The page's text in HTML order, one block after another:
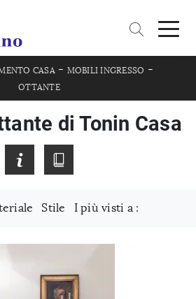
CASA- MOBILI INGRESSO -
OTTANTE
di Tonin Casa
Stile I più visti a :